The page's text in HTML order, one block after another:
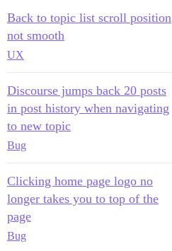
Back to topic list scroll position
not smooth
UX
Discourse jumps back 20 posts
in post history when navigating
to new topic
Bug
Clicking home page logo no
longer takes you to top of the
page
Bug